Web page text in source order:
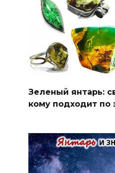
Зеленый янтарь:
кому подходит по